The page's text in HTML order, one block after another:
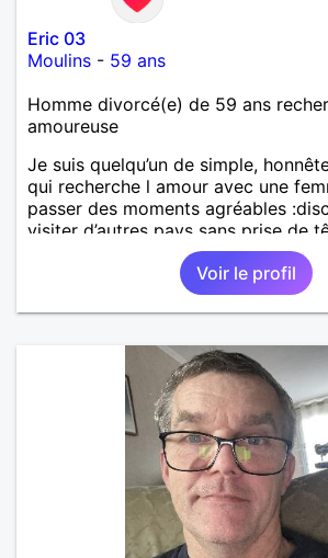
Eric 03
Moulins - 59 ans
Homme divorcé(e) de 59 ans
amoureuse
Je suis quelqu’un de simple,
qui recherche l amour avec une
passer des moments agréables
visiter d’autres pays sans prise de
Voir le profil